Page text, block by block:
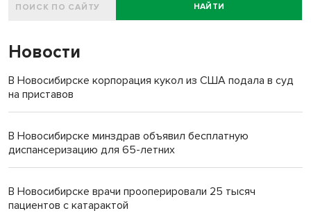
НАЙТИ
Новости
В Новосибирске корпорация кукол из США подала в суд
на приставов
В Новосибирске минздрав объявил бесплатную
диспансеризацию для 65-летних
В Новосибирске врачи прооперировали 25 тысяч
пациентов с катарактой